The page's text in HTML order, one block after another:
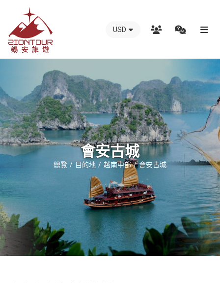
越
安
國
際
旅
行
社
南
接
錫
USD
會安古城
總覽 目的地 越南中部 會安古城